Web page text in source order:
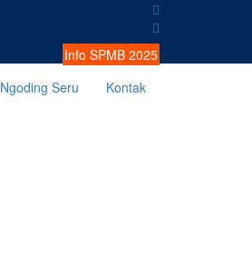
Info SPMB 2025
Ngoding Seru Kontak